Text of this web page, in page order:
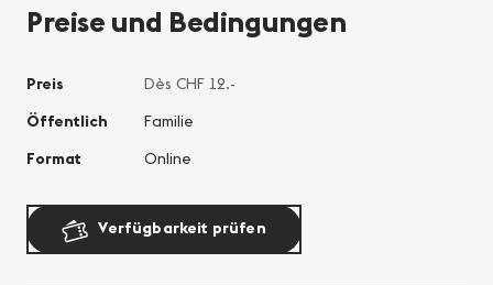
Preise und Bedingungen
Preis
Dès CHF 12.-
Öffentlich
Familie
Format
Online
Verfügbarkeit prüfen